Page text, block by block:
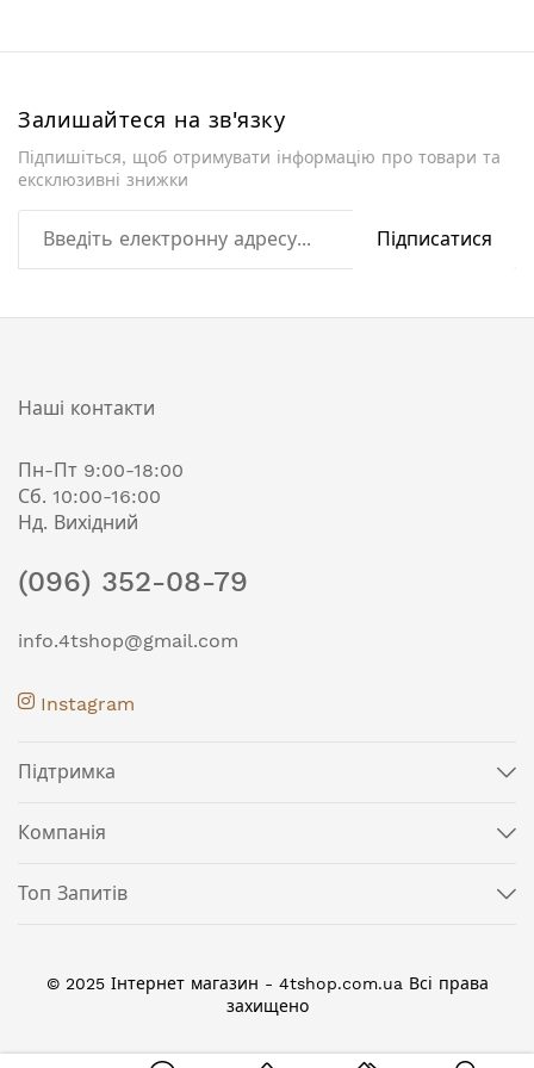
Залишайтеся на зв'язку
Підпишіться, щоб отримувати інформацію про товари та
ексклюзивні знижки
Підписатися
Наші контакти
Пн-Пт 9:00-18:00
Сб. 10:00-16:00
Нд. Вихідний
(096) 352-08-79
info.4tshop@gmail.com
Instagram
Підтримка
Компанія
Топ Запитів
© 2025 Інтернет магазин - 4tshop.com.ua Всі права
захищено